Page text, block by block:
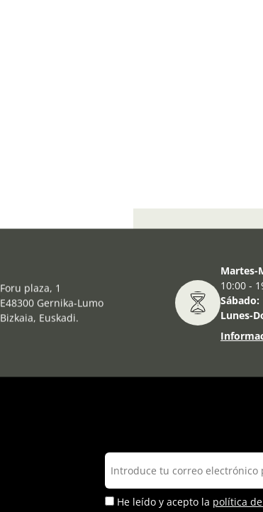
Foru plaza, 1
E48300 Gernika-Lumo
Bizkaia, Euskadi.
Martes-
10:00 -
Sábado:
Lunes-
He leído y acepto la política